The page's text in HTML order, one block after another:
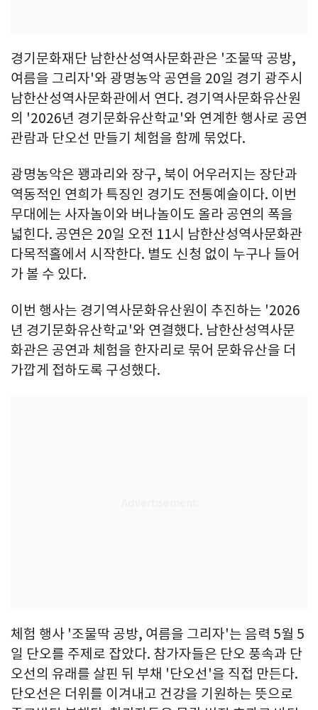
경기문화재단 남한산성역사문화관은 '조물딱 공방,
여름을 그리자'와 광명농악 공연을 20일 경기 광주시
남한산성역사문화관에서 연다. 경기역사문화유산원
의 '2026년 경기문화유산학교'와 연계한 행사로 공연
관람과 단오선 만들기 체험을 함께 묶었다.
광명농악은 꽹과리와 장구, 북이 어우러지는 장단과
역동적인 연희가 특징인 경기도 전통예술이다. 이번
무대에는 사자놀이와 버나놀이도 올라 공연의 폭을
넓힌다. 공연은 20일 오전 11시 남한산성역사문화관
다목적홀에서 시작한다. 별도 신청 없이 누구나 들어
가 볼 수 있다.
이번 행사는 경기역사문화유산원이 추진하는 '2026
년 경기문화유산학교'와 연결했다. 남한산성역사문
화관은 공연과 체험을 한자리로 묶어 문화유산을 더
가깝게 접하도록 구성했다.
체험 행사 '조물딱 공방, 여름을 그리자'는 음력 5월 5
일 단오를 주제로 잡았다. 참가자들은 단오 풍속과 단
오선의 유래를 살핀 뒤 부채 '단오선'을 직접 만든다.
단오선은 더위를 이겨내고 건강을 기원하는 뜻으로